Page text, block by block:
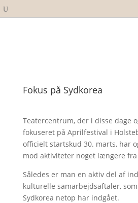
Fokus på Sydkorea
Teatercentrum, der i disse dage
fokuseret på Aprilfestival i
officielt startskud 30. marts, har
mod aktiviteter noget længere fra
Således er man en aktiv del af
kulturelle samarbejdsaftaler,
Sydkorea netop har indgået.